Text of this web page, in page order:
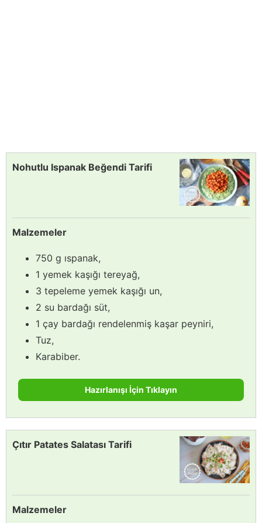
Nohutlu Ispanak Beğendi Tarifi
Malzemeler
750 g ıspanak,
1 yemek kaşığı tereyağ,
3 tepeleme yemek kaşığı un,
2 su bardağı süt,
1 çay bardağı rendelenmiş kaşar peyniri,
Tuz,
Karabiber.
Hazırlanışı İçin Tıklayın
Çıtır Patates Salatası Tarifi
Malzemeler